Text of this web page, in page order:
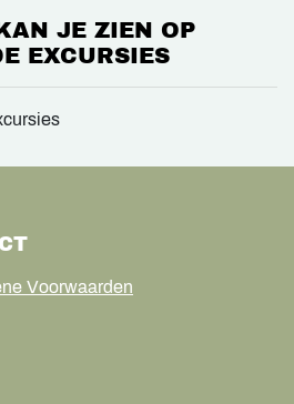
JE ZIEN OP
EXCURSIES
Voorwaarden